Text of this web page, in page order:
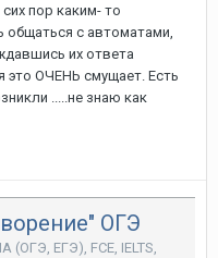
пор каким- то
общаться с автоматами,
их ответа
это ОЧЕНЬ смущает. Есть
.....не знаю как
ОГЭ
(ОГЭ, ЕГЭ), FCE, IELTS,